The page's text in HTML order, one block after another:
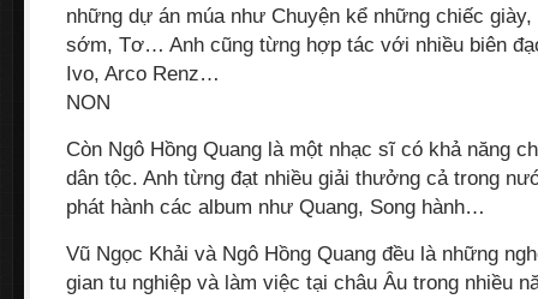
những dự án múa như Chuyện kể những chiếc
sớm, Tơ… Anh cũng từng hợp tác với nhiều biên
Ivo, Arco Renz…
NON
Còn Ngô Hồng Quang là một nhạc sĩ có khả năng
dân tộc. Anh từng đạt nhiều giải thưởng cả trong
phát hành các album như Quang, Song hành…
Vũ Ngọc Khải và Ngô Hồng Quang đều là những
gian tu nghiệp và làm việc tại châu Âu trong nhiều